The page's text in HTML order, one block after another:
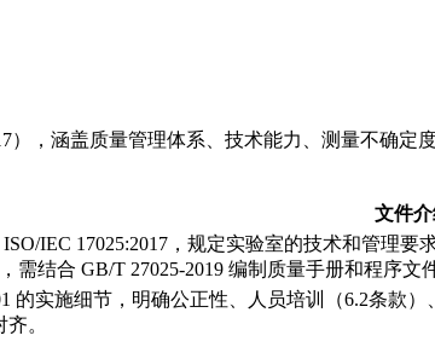
），涵盖质量管理体系、技术能力、测量不确定
文件
IEC 17025:2017，规定实验室的技术和管理
需结合 GB/T 27025-2019 编制质量手册和程序文件
的实施细节，明确公正性、人员培训（6.2条款
。